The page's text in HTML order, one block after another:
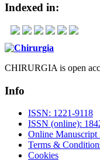
Indexed in:
CHIRURGIA is open
Info
ISSN: 1221-9118
ISSN (online):
Online Manuscript
Terms &
Cookies